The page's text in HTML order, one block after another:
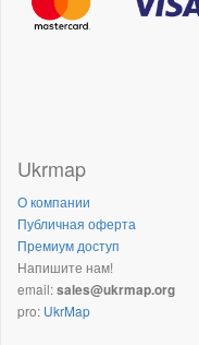
Ukrmap
О компании
Публичная оферта
Премиум доступ
Напишите нам!
email:sales@ukrmap.org
pro: UkrMap